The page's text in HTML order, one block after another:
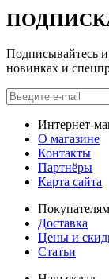
Подписывайтесь
новинках и
Интернет-
О магазине
Контакты
Партнёры
Карта сайта
Покупателям
Доставка
Цены и
Статьи